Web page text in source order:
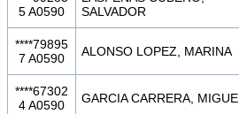
5 A0590
SALVADOR
****79895
7 A0590
ALONSO LOPEZ, MARINA
****67302
4 A0590
GARCIA CARRERA,